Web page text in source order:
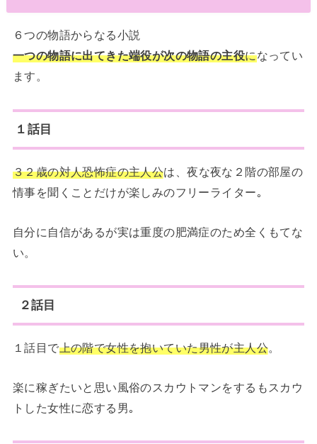
６つの物語からなる小説
一つの物語に出てきた端役が次の物語の主役になってい
ます。
１話目
３２歳の対人恐怖症の主人公は、夜な夜な２階の部屋の
情事を聞くことだけが楽しみのフリーライター｡
自分に自信があるが実は重度の肥満症のため全くもてな
い。
２話目
１話目で上の階で女性を抱いていた男性が主人公。
楽に稼ぎたいと思い風俗のスカウトマンをするもスカウ
トした女性に恋する男｡